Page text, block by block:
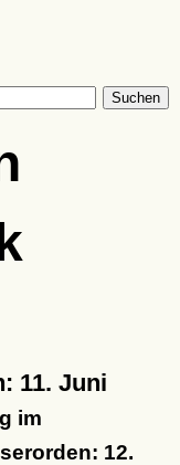
Suchen
11. Juni
im
12.